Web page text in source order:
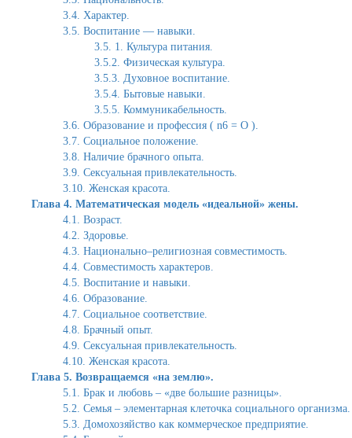
3.4. Характер.
3.5. Воспитание — навыки.
3.5. 1. Культура питания.
3.5.2. Физическая культура.
3.5.3. Духовное воспитание.
3.5.4. Бытовые навыки.
3.5.5. Коммуникабельность.
3.6. Образование и профессия ( n6 = О ).
3.7. Социальное положение.
3.8. Наличие брачного опыта.
3.9. Сексуальная привлекательность.
3.10. Женская красота.
Глава 4. Математическая модель «идеальной» жены.
4.1. Возраст.
4.2. Здоровье.
4.3. Национально–религиозная совместимость.
4.4. Совместимость характеров.
4.5. Воспитание и навыки.
4.6. Образование.
4.7. Социальное соответствие.
4.8. Брачный опыт.
4.9. Сексуальная привлекательность.
4.10. Женская красота.
Глава 5. Возвращаемся «на землю».
5.1. Брак и любовь – «две большие разницы».
5.2. Семья – элементарная клеточка социального организма.
5.3. Домохозяйство как коммерческое предприятие.